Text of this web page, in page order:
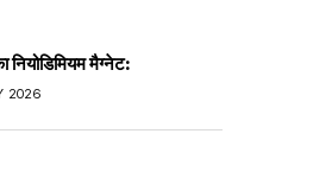
नियोडिमियम मैग्नेट:
2026